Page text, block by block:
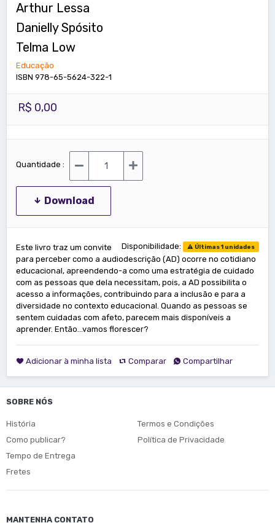
Arthur Lessa
Danielly Spósito
Telma Low
Educação
ISBN 978-65-5624-322-1
R$ 0,00
Quantidade :
Download
Disponibilidade: Últimas 1 unidades
Este livro traz um convite
para perceber como a audiodescrição (AD) ocorre no cotidiano
educacional, apreendendo-a como uma estratégia de cuidado
com as pessoas que dela necessitam, pois, a AD possibilita o
acesso a informações, contribuindo para a inclusão e para a
diversidade no contexto educacional. Quando as pessoas se
sentem cuidadas com afeto, parecem mais disponíveis a
aprender. Então...vamos florescer?
Adicionar à minha lista Comparar Compartilhar
SOBRE NÓS
História
Como publicar?
Tempo de Entrega
Fretes
Termos e Condições
Política de Privacidade
MANTENHA CONTATO